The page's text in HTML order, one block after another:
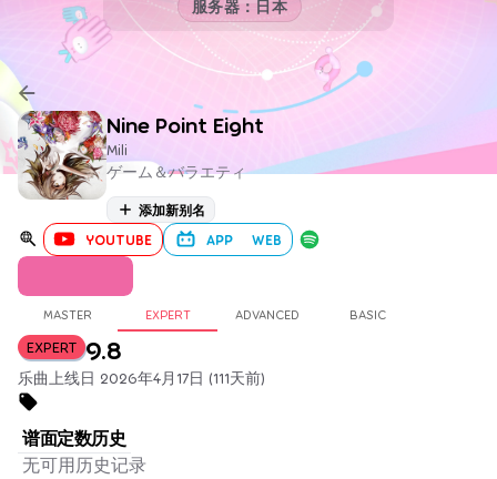
服务器：日本
Nine Point Eight
Mili
ゲーム＆バラエティ
添加新别名
YOUTUBE APP WEB
MASTER EXPERT ADVANCED BASIC
EXPERT 9.8
乐曲上线日 2026年4月17日 (111天前)
谱面定数历史
无可用历史记录